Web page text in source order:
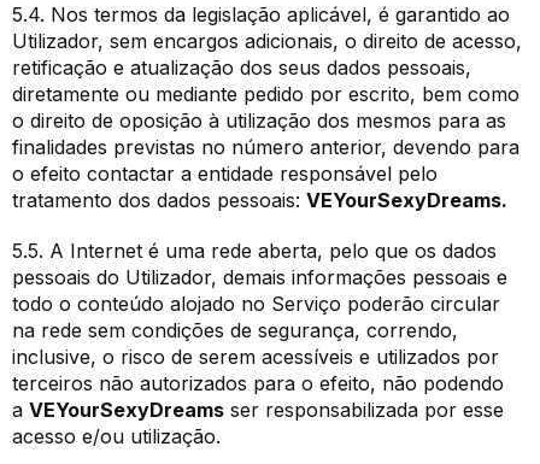
5.4. Nos termos da legislação aplicável, é garantido ao
Utilizador, sem encargos adicionais, o direito de acesso,
retificação e atualização dos seus dados pessoais,
diretamente ou mediante pedido por escrito, bem como
o direito de oposição à utilização dos mesmos para as
finalidades previstas no número anterior, devendo para
o efeito contactar a entidade responsável pelo
tratamento dos dados pessoais: VEYourSexyDreams.
5.5. A Internet é uma rede aberta, pelo que os dados
pessoais do Utilizador, demais informações pessoais e
todo o conteúdo alojado no Serviço poderão circular
na rede sem condições de segurança, correndo,
inclusive, o risco de serem acessíveis e utilizados por
terceiros não autorizados para o efeito, não podendo
a VEYourSexyDreams ser responsabilizada por esse
acesso e/ou utilização.